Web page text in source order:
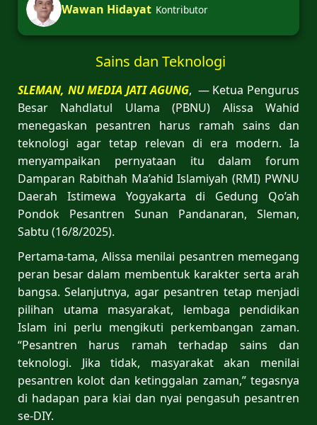
Wawan Hidayat Kontributor
Sains dan Teknologi
SLEMAN, NU MEDIA JATI AGUNG, — Ketua Pengurus
Besar Nahdlatul Ulama (PBNU) Alissa Wahid
menegaskan pesantren harus ramah sains dan
teknologi agar tetap relevan di era modern. Ia
menyampaikan pernyataan itu dalam forum
Damparan Rabithah Ma’ahid Islamiyah (RMI) PWNU
Daerah Istimewa Yogyakarta di Gedung Qo’ah
Pondok Pesantren Sunan Pandanaran, Sleman,
Sabtu (16/8/2025).
Pertama-tama, Alissa menilai pesantren memegang
peran besar dalam membentuk karakter serta arah
bangsa. Selanjutnya, agar pesantren tetap menjadi
pilihan utama masyarakat, lembaga pendidikan
Islam ini perlu mengikuti perkembangan zaman.
“Pesantren harus ramah terhadap sains dan
teknologi. Jika tidak, masyarakat akan menilai
pesantren kolot dan ketinggalan zaman,” tegasnya
di hadapan para kiai dan nyai pengasuh pesantren
se-DIY.